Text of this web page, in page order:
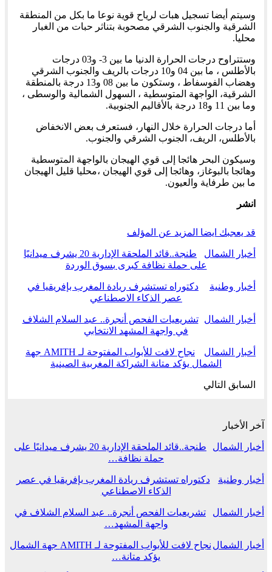
وسيتم أيضا تسجيل هبات لرياح قوية نوعا ما بكل من المنطقة
الشرقية والجنوب الشرقي مصحوبة بتناثر حبات من الغبار
محليا.
وستتراوح درجات الحرارة الدنيا ما بين 3- و03 درجات
بالأطلس ، ما بين 04 و10 درجات بالريف والجنوب الشرقي
وهضاب الفوسفاط ، وستكون ما بين 08 و13 درجة بالمنطقة
الشرقية، الواجهة المتوسطية ، السهول الشمالية والوسطى ،
وما بين 11 و18 درجة بالأقاليم الجنوبية.
أما درجات الحرارة خلال النهار، فستعرف بعض الانخفاض
بالأطلس، الريف، الجنوب الشرقي والجنوب.
وسيكون البحر هائجا إلى قوي الهيجان بالواجهة المتوسطية
وهائجا بالبوغاز، وهائجا إلى قوي الهيجان ،محليا قليل الهيجان
ما بين طرفاية والعيون.
انشر
قد يعجبك ايضا المزيد عن المؤلف
أخبار الشمال
طنجة..قائد الملحقة الإدارية 20 يشرف ميدانيًا
على حملة نظافة كبرى بسوق الوردة
أخبار وطنية
دكتوراه تستشرف ريادة المغرب بإفريقيا في
عصر الذكاء الاصطناعي
أخبار الشمال
تشريعيات الفحص أنجرة.. عبد السلام الشلاف
في واجهة المشهد الانتخابي
أخبار الشمال
نجاح لافت للأبواب المفتوحة لـ AMITH جهة
الشمال يؤكد متانة الشراكة المغربية الصينية
السابق التالي
آخر الأخبار
أخبار الشمال
طنجة..قائد الملحقة الإدارية 20 يشرف ميدانيًا على
حملة نظافة…
أخبار وطنية
دكتوراه تستشرف ريادة المغرب بإفريقيا في عصر
الذكاء الاصطناعي
أخبار الشمال
تشريعيات الفحص أنجرة.. عبد السلام الشلاف في
واجهة المشهد…
أخبار الشمال
نجاح لافت للأبواب المفتوحة لـ AMITH جهة الشمال
يؤكد متانة…